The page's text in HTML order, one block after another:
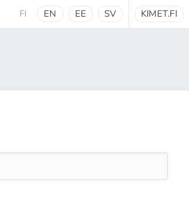
FI EN EE SV KIMET.FI